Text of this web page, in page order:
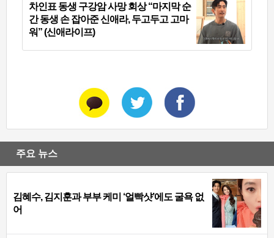
차인표 동생 구강암 사망 회상 “마지막 순
간 동생 손 잡아준 신애라, 두고두고 고마
워” (신애라이프)
주요 뉴스
김혜수, 김지훈과 부부 케미 ‘얼빡샷’에도 굴욕 없
어